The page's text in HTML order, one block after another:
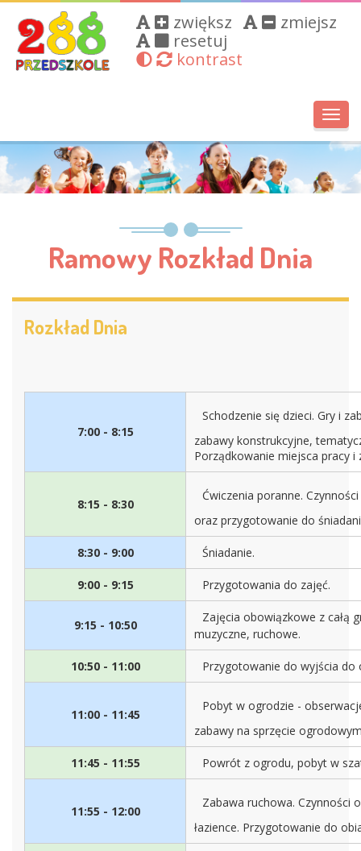
zwiększ
zmiejsz
resetuj
kontrast
Ramowy Rozkład Dnia
Rozkład Dnia
7:00 - 8:15
Schodzenie się dzieci. Gry i
zabawy konstrukcyjne,
Porządkowanie miejsca pracy i
8:15 - 8:30
Ćwiczenia poranne.
oraz przygotowanie do
8:30 - 9:00 Śniadanie.
9:00 - 9:15 Przygotowania do zajęć.
9:15 - 10:50
Zajęcia obowiązkowe z całą
muzyczne, ruchowe.
10:50 - 11:00 Przygotowanie do wyjścia do
11:00 - 11:45
Pobyt w ogrodzie -
zabawy na sprzęcie
11:45 - 11:55 Powrót z ogrodu, pobyt w
11:55 - 12:00
Zabawa ruchowa. Czynności
łazience. Przygotowanie do